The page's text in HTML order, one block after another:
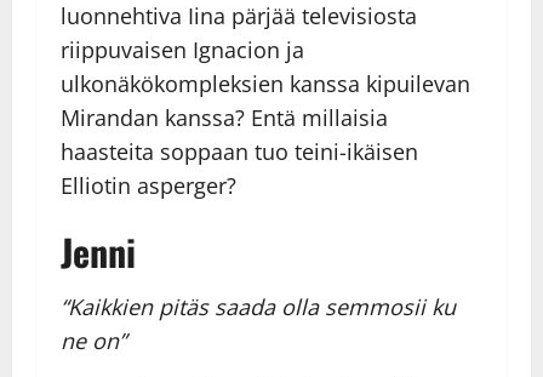
luonnehtiva Iina pärjää televisiosta
riippuvaisen Ignacion ja
ulkonäkökompleksien kanssa kipuilevan
Mirandan kanssa? Entä millaisia
haasteita soppaan tuo teini-ikäisen
Elliotin asperger?
Jenni
“Kaikkien pitäs saada olla semmosii ku
ne on”